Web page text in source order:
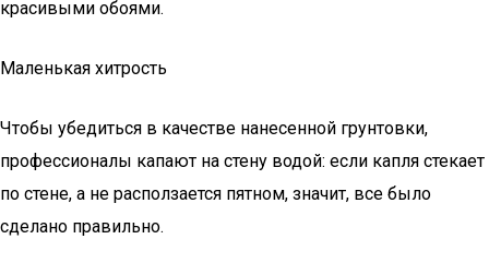
красивыми обоями.
Маленькая хитрость
Чтобы убедиться в качестве нанесенной грунтовки,
профессионалы капают на стену водой: если капля стекает
по стене, а не расползается пятном, значит, все было
сделано правильно.